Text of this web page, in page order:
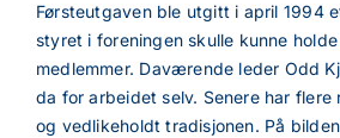
Førsteutgaven ble utgitt i april 1994
styret i foreningen skulle kunne
medlemmer. Daværende leder Odd
da for arbeidet selv. Senere har flere
og vedlikeholdt tradisjonen. På